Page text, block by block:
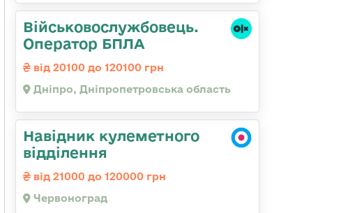
Військовослужбовець.
Оператор БПЛА
від 20100 до 120100 грн
Дніпро, Дніпропетровська область
Навідник кулеметного
відділення
від 21000 до 120000 грн
Червоноград